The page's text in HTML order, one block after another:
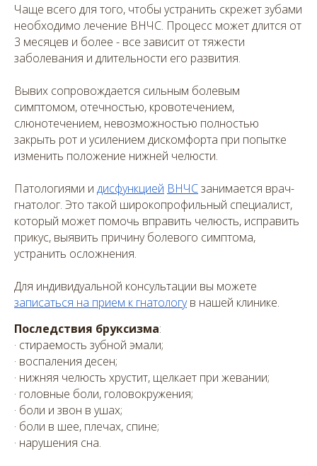
Чаще всего для того, чтобы устранить скрежет зубами
необходимо лечение ВНЧС. Процесс может длится от
3 месяцев и более - все зависит от тяжести
заболевания и длительности его развития.
Вывих сопровождается сильным болевым
симптомом, отечностью, кровотечением,
слюнотечением, невозможностью полностью
закрыть рот и усилением дискомфорта при попытке
изменить положение нижней челюсти.
Патологиями и дисфункцией ВНЧСзанимается врач-
гнатолог. Это такой широкопрофильный специалист,
который может помочь вправить челюсть, исправить
прикус, выявить причину болевого симптома,
устранить осложнения.
Для индивидуальной консультации вы можете
записаться на прием к гнатологув нашей клинике.
Последствия бруксизма:
· стираемость зубной эмали;
· воспаления десен;
· нижняя челюсть хрустит, щелкает при жевании;
· головные боли, головокружения;
· боли и звон в ушах;
· боли в шее, плечах, спине;
· нарушения сна.